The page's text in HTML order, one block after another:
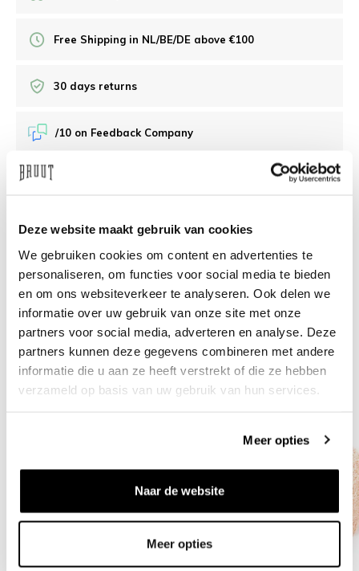
Deze website maakt gebruik van cookies
We gebruiken cookies om content en advertenties te
personaliseren, om functies voor social media te bieden
en om ons websiteverkeer te analyseren. Ook delen we
informatie over uw gebruik van onze site met onze
partners voor social media, adverteren en analyse. Deze
partners kunnen deze gegevens combineren met andere
informatie die u aan ze heeft verstrekt of die ze hebben
verzameld op basis van uw gebruik van hun services.
Meer opties
Naar de website
Meer opties
Free Shipping in NL/BE/DE above €100
30 days returns
/10 on Feedback Company
info@bruut.nl Live chat Whatsapp
About this product
Shipment and returns
Related products